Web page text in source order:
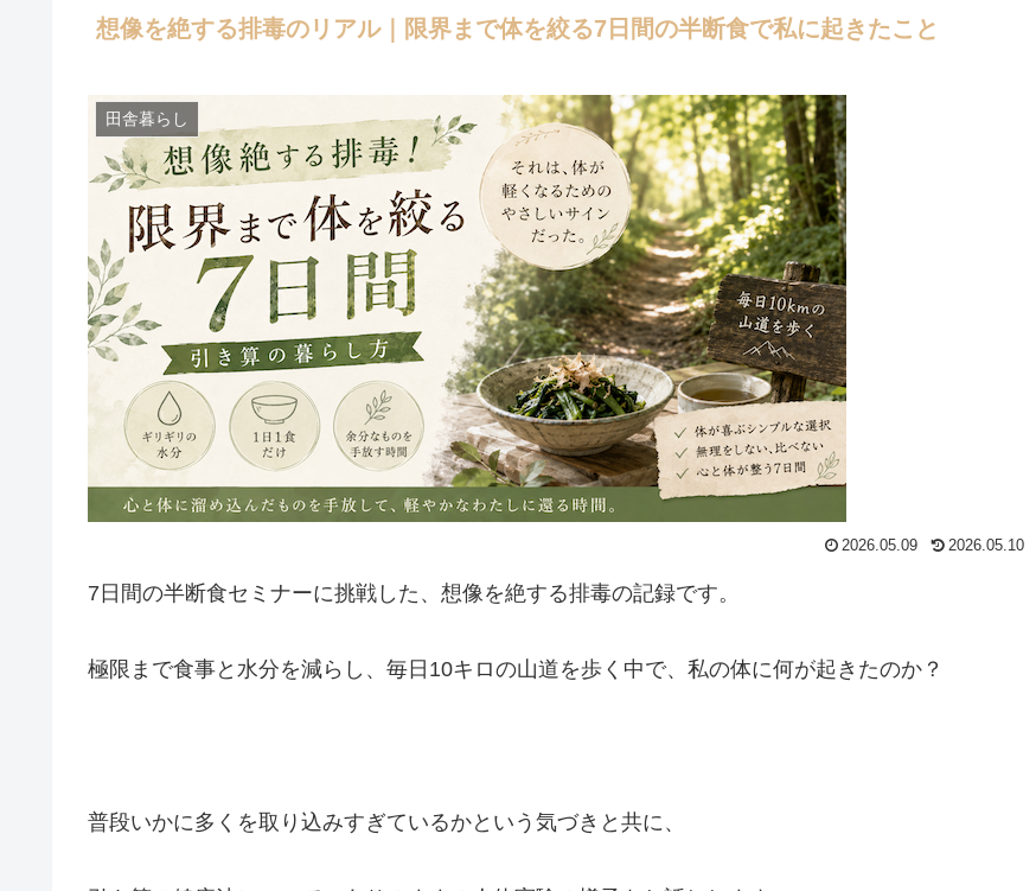
想像を絶する排毒のリアル｜限界まで体を絞る7日間の半断食で私に起きたこと
田舎暮らし
2026.05.09 2026.05.10
7日間の半断食セミナーに挑戦した、想像を絶する排毒の記録です。
極限まで食事と水分を減らし、毎日10キロの山道を歩く中で、私の体に何が起きたのか？
普段いかに多くを取り込みすぎているかという気づきと共に、